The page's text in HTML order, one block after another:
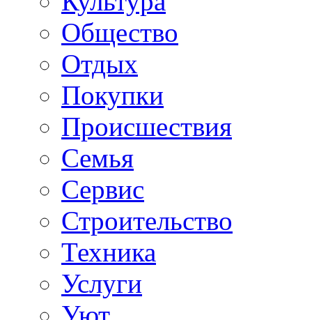
Общество
Отдых
Покупки
Происшествия
Семья
Сервис
Строительство
Техника
Услуги